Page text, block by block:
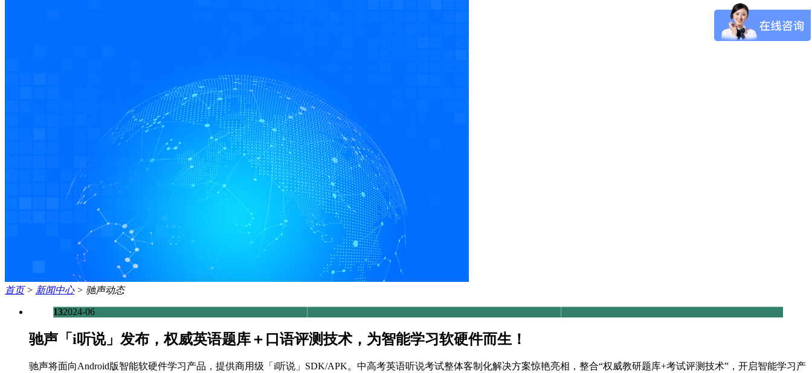
首页> 新闻中心> 驰声动态
132024-06
驰声「i听说」发布，权威英语题库＋口语评测技术，为智能学习软硬件而生！
驰声将面向Android版智能软硬件学习产品，提供商用级「i听说」SDK/APK。中高考英语听说考试整体客制化解决方案惊艳亮相，整合“权威教研题库+考试评测技术”，开启智能学习产